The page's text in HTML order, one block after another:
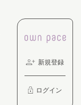
新規登録
ログイン